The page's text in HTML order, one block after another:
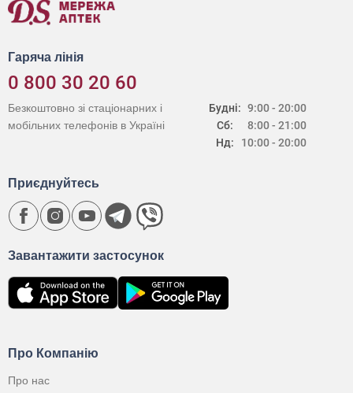
Гаряча лінія
0 800 30 20 60
Будні:
Сб:
Нд:
9:00 - 20:00
8:00 - 21:00
10:00 - 20:00
Безкоштовно зі стаціонарних і
мобільних телефонів в Україні
Про Компанію
Про нас
Завантажити застосунок
Приєднуйтесь